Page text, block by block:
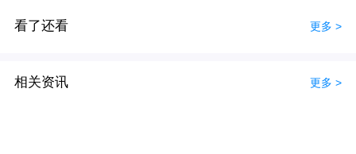
看了还看 更多 >
相关资讯 更多 >